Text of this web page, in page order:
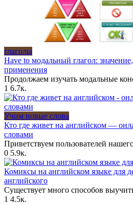
глаголы
Have to модальный глагол:
применения
Продолжаем изучать модальные
1 6.7к.
Учим новые слова
Кто где живет на английском —
словами
Приветствуем пользователей
0 5.9к.
Комиксы на английском языке для
английского
Существует много способов
1 4.5к.